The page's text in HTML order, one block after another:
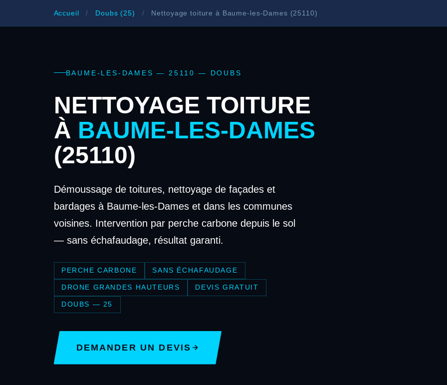
Accueil / Doubs (25) / Nettoyage toiture à Baume-les-Dames (25110)
BAUME-LES-DAMES — 25110 — DOUBS
NETTOYAGE TOITURE
À BAUME-LES-DAMES
(25110)
Démoussage de toitures, nettoyage de façades et
bardages à Baume-les-Dames et dans les communes
voisines. Intervention par perche carbone depuis le sol
— sans échafaudage, résultat garanti.
PERCHE CARBONE SANS ÉCHAFAUDAGE
DRONE GRANDES HAUTEURS DEVIS GRATUIT
DOUBS — 25
DEMANDER UN DEVIS